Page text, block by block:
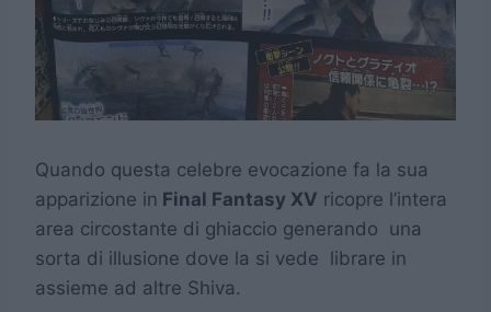
Quando questa celebre evocazione fa la sua
apparizione in Final Fantasy XV ricopre l’intera
area circostante di ghiaccio generando una
sorta di illusione dove la si vede librare in
assieme ad altre Shiva.